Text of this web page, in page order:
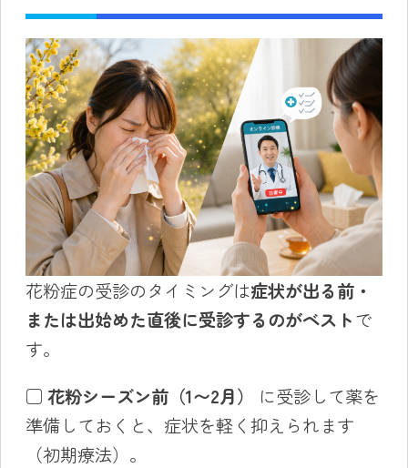
花粉症の受診のタイミングは症状が出る前・
または出始めた直後に受診するのがベストで
す。
□ 花粉シーズン前（1〜2月）
に受診して薬を
準備しておくと、症状を軽く抑えられます
（初期療法）。